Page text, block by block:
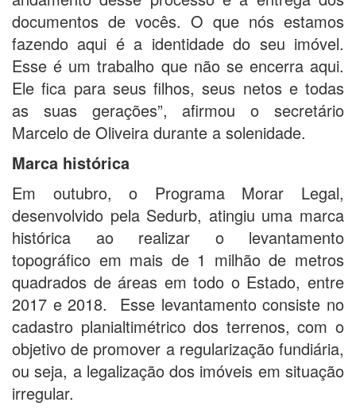
documentos de vocês. O que nós estamos
fazendo aqui é a identidade do seu imóvel.
Esse é um trabalho que não se encerra aqui.
Ele fica para seus filhos, seus netos e todas
as suas gerações”, afirmou o secretário
Marcelo de Oliveira durante a solenidade.
Marca histórica
Em outubro, o Programa Morar Legal,
desenvolvido pela Sedurb, atingiu uma marca
histórica ao realizar o levantamento
topográfico em mais de 1 milhão de metros
quadrados de áreas em todo o Estado, entre
2017 e 2018. Esse levantamento consiste no
cadastro planialtimétrico dos terrenos, com o
objetivo de promover a regularização fundiária,
ou seja, a legalização dos imóveis em situação
irregular.